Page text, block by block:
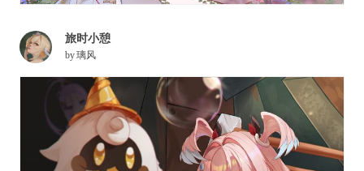
旅时小憩
by璃风